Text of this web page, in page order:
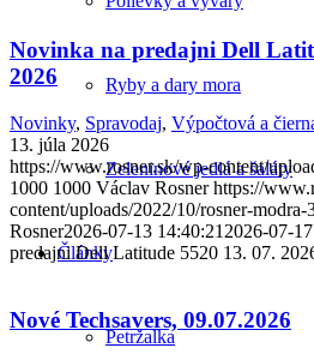
Ryby a dary mora
Zeleninové jedlá a šaláty
Články
Petržalka
Novinka na predajni Dell
2026
Novinky, Spravodaj, Výpočtová a
13. júla 2026
https://www.rosner.sk/wp-content/
1000 1000 Václav Rosner https://
content/uploads/2022/10/rosner-modra-
Rosner2026-07-13 14:40:21 2026-07-
predajni Dell Latitude 5520 13. 07.
Nové Techsavers, 09.07.2026